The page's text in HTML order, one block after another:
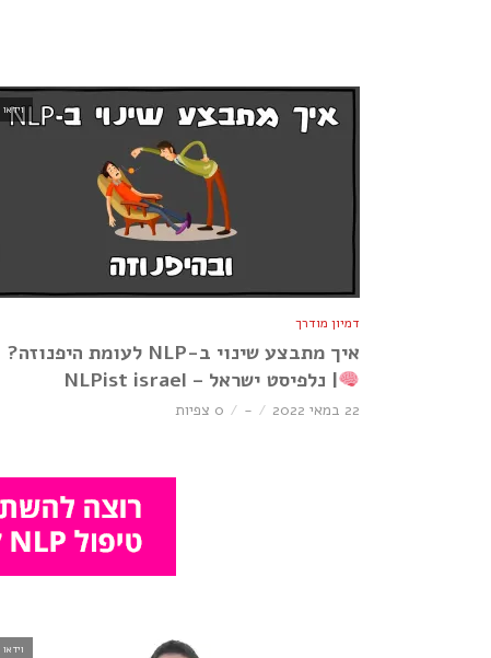
וידאו
דמיון מודרך
איך מתבצע שינוי ב-NLP לעומת היפנוזה?
| נלפיסט ישראל – NLPist israel
22 במאי 2022 - 0 צפיות
וידאו